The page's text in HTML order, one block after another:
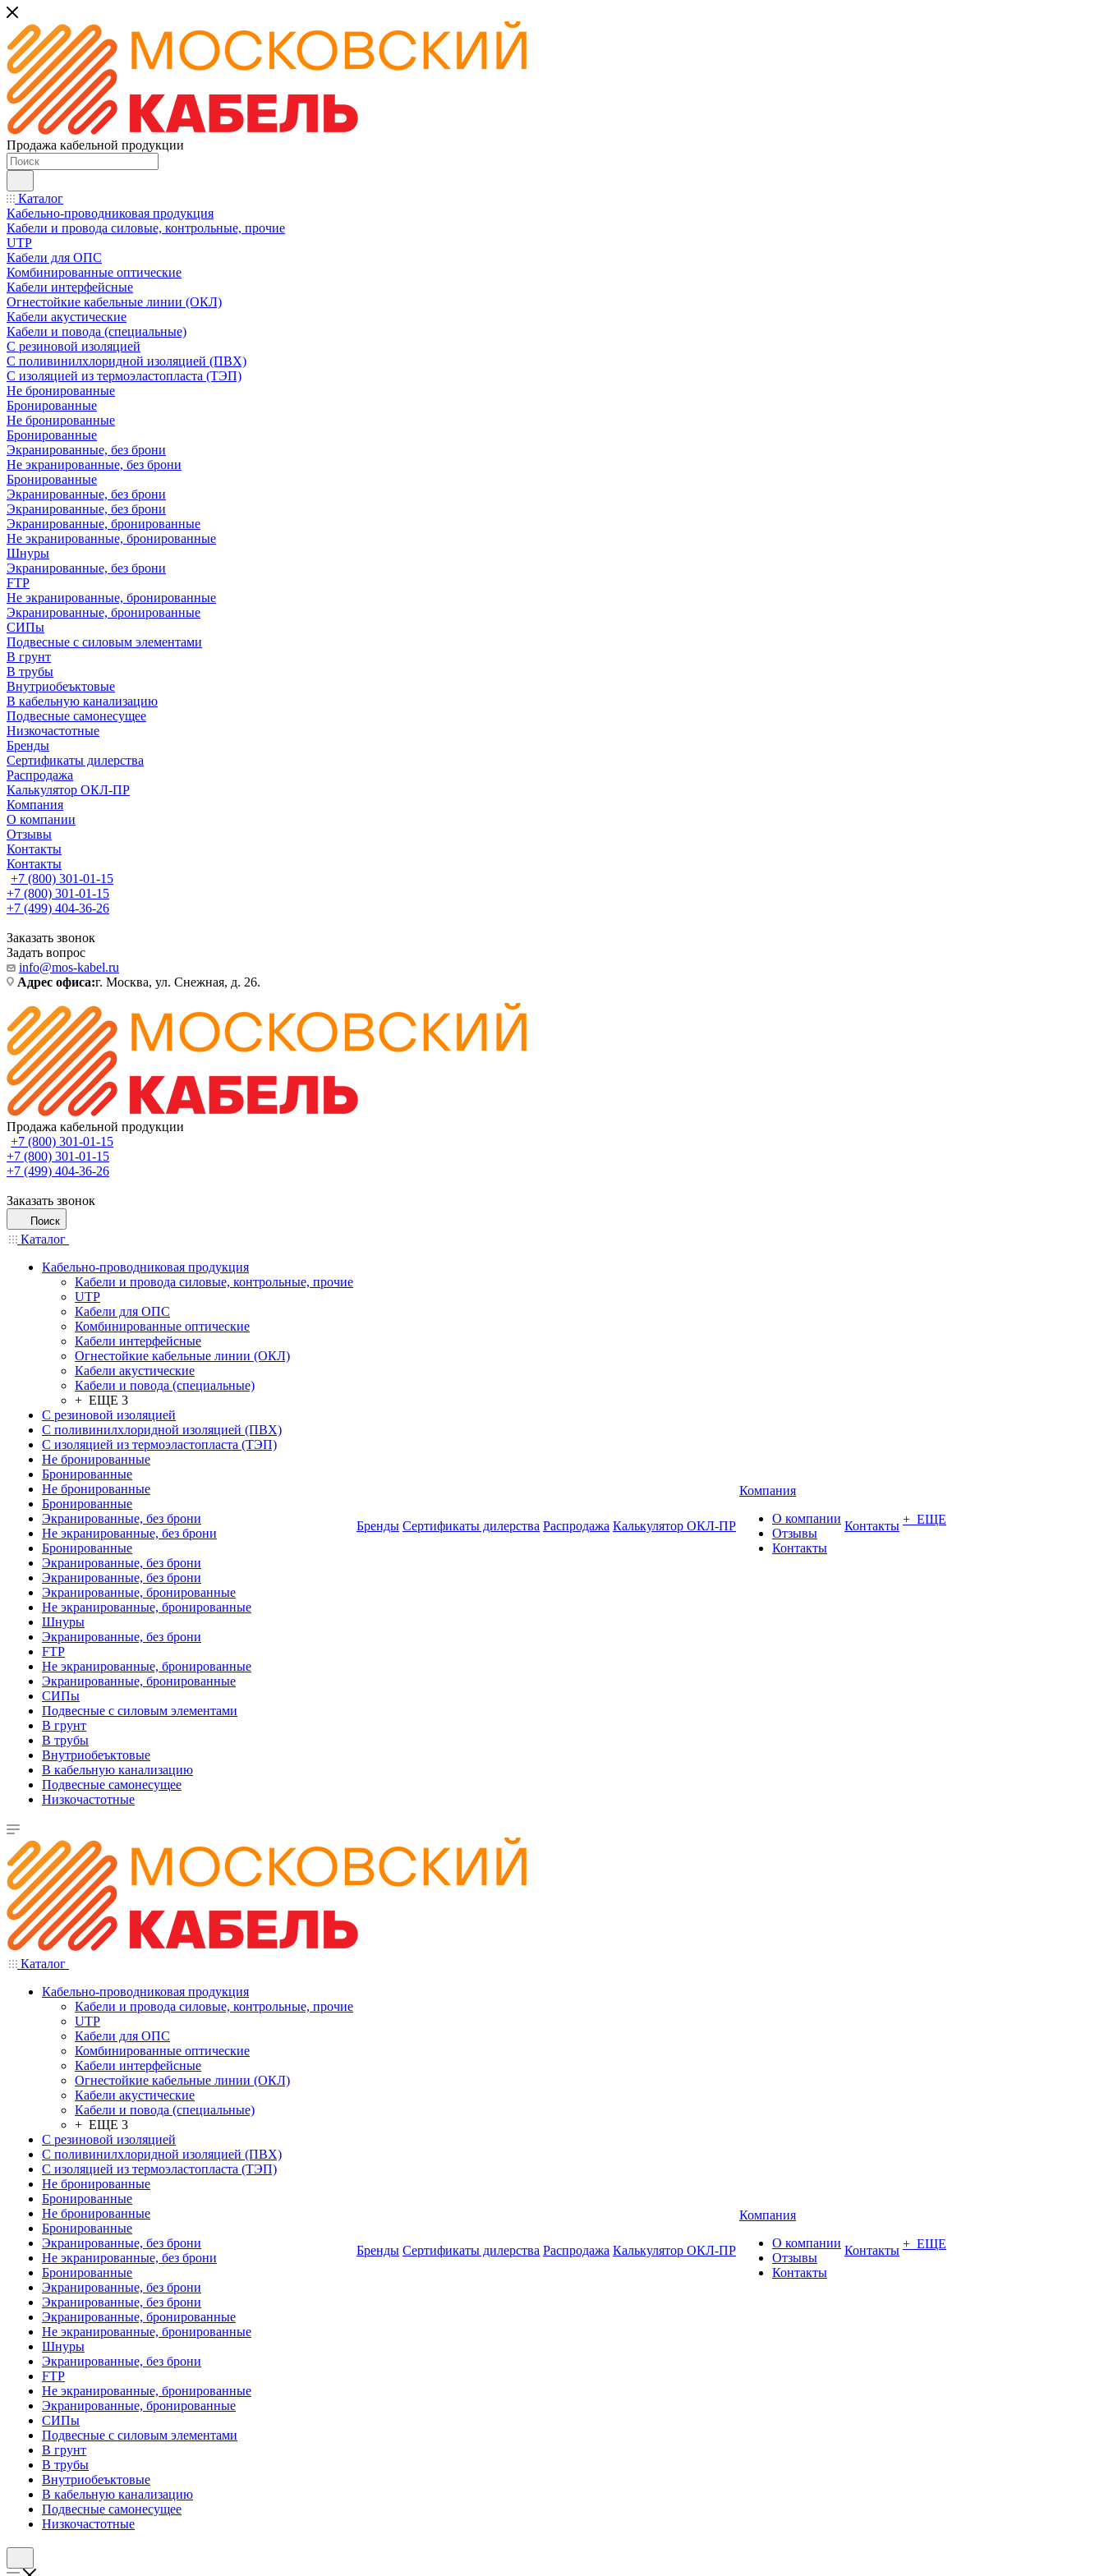
Продажа кабельной продукции
Каталог
Кабельно-проводниковая продукция
Кабели и провода силовые, контрольные, прочие
UTP
Кабели для ОПС
Комбинированные оптические
Кабели интерфейсные
Огнестойкие кабельные линии (ОКЛ)
Кабели акустические
Кабели и повода (специальные)
С резиновой изоляцией
С поливинилхлоридной изоляцией (ПВХ)
С изоляцией из термоэластопласта (ТЭП)
Не бронированные
Бронированные
Не бронированные
Бронированные
Экранированные, без брони
Не экранированные, без брони
Бронированные
Экранированные, без брони
Экранированные, без брони
Экранированные, бронированные
Не экранированные, бронированные
Шнуры
Экранированные, без брони
FTP
Не экранированные, бронированные
Экранированные, бронированные
СИПы
Подвесные с силовым элементами
В грунт
В трубы
Внутриобеъктовые
В кабельную канализацию
Подвесные самонесущее
Низкочастотные
Бренды
Сертификаты дилерства
Распродажа
Калькулятор ОКЛ-ПР
Компания
О компании
Отзывы
Контакты
Контакты
+7 (800) 301-01-15
+7 (800) 301-01-15
+7 (499) 404-36-26
Заказать звонок
Задать вопрос
info@mos-kabel.ru
Адрес офиса:г. Москва, ул. Снежная, д. 26.
Продажа кабельной продукции
+7 (800) 301-01-15
+7 (800) 301-01-15
+7 (499) 404-36-26
Заказать звонок
Поиск
Каталог
Кабельно-проводниковая продукция
Кабели и провода силовые, контрольные, прочие
UTP
Кабели для ОПС
Комбинированные оптические
Кабели интерфейсные
Огнестойкие кабельные линии (ОКЛ)
Кабели акустические
Кабели и повода (специальные)
+ ЕЩЕ 3
С резиновой изоляцией
С поливинилхлоридной изоляцией (ПВХ)
С изоляцией из термоэластопласта (ТЭП)
Не бронированные
Бронированные
Не бронированные
Бронированные
Экранированные, без брони
Не экранированные, без брони
Бронированные
Экранированные, без брони
Экранированные, без брони
Экранированные, бронированные
Не экранированные, бронированные
Шнуры
Экранированные, без брони
FTP
Не экранированные, бронированные
Экранированные, бронированные
СИПы
Подвесные с силовым элементами
В грунт
В трубы
Внутриобеъктовые
В кабельную канализацию
Подвесные самонесущее
Низкочастотные
Бренды Сертификаты дилерства Распродажа Калькулятор ОКЛ-ПР
Компания
О компании
Отзывы
Контакты
Контакты + ЕЩЕ
Каталог
Кабельно-проводниковая продукция
Кабели и провода силовые, контрольные, прочие
UTP
Кабели для ОПС
Комбинированные оптические
Кабели интерфейсные
Огнестойкие кабельные линии (ОКЛ)
Кабели акустические
Кабели и повода (специальные)
+ ЕЩЕ 3
С резиновой изоляцией
С поливинилхлоридной изоляцией (ПВХ)
С изоляцией из термоэластопласта (ТЭП)
Не бронированные
Бронированные
Не бронированные
Бронированные
Экранированные, без брони
Не экранированные, без брони
Бронированные
Экранированные, без брони
Экранированные, без брони
Экранированные, бронированные
Не экранированные, бронированные
Шнуры
Экранированные, без брони
FTP
Не экранированные, бронированные
Экранированные, бронированные
СИПы
Подвесные с силовым элементами
В грунт
В трубы
Внутриобеъктовые
В кабельную канализацию
Подвесные самонесущее
Низкочастотные
Бренды Сертификаты дилерства Распродажа Калькулятор ОКЛ-ПР
Компания
О компании
Отзывы
Контакты
Контакты + ЕЩЕ